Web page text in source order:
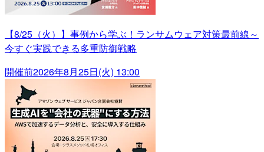
【8/25（火）】事例から学ぶ！ランサムウェア対策最前線～
今すぐ実践できる多重防御戦略
開催前2026年8月25日(火) 13:00